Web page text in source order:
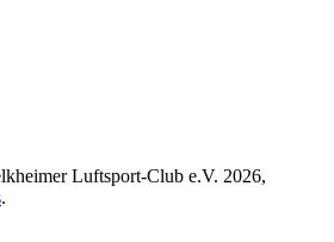
Luftsport-Club e.V. 2026,
.